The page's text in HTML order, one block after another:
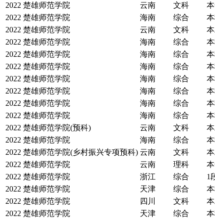
2022 楚雄师范学院 云南 文科
2022 楚雄师范学院 海南 综合
2022 楚雄师范学院 云南 文科
2022 楚雄师范学院 海南 综合
2022 楚雄师范学院 海南 综合
2022 楚雄师范学院 海南 综合
2022 楚雄师范学院 海南 综合
2022 楚雄师范学院 海南 综合
2022 楚雄师范学院 海南 综合
2022 楚雄师范学院 海南 综合
2022 楚雄师范学院(预科) 云南 文科
2022 楚雄师范学院 海南 综合
2022 楚雄师范学院(乡村振兴专项预科) 云南 文科
2022 楚雄师范学院 云南 理科
2022 楚雄师范学院 浙江 综合 1
2022 楚雄师范学院 天津 综合
2022 楚雄师范学院 四川 文科
2022 楚雄师范学院 天津 综合